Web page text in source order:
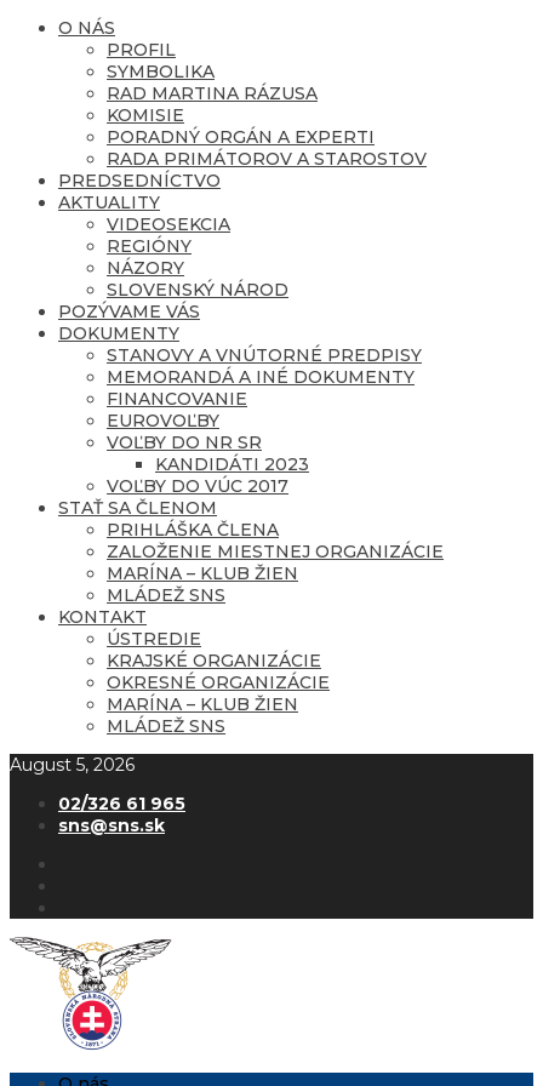
O NÁS
PROFIL
SYMBOLIKA
RAD MARTINA RÁZUSA
KOMISIE
PORADNÝ ORGÁN A EXPERTI
RADA PRIMÁTOROV A STAROSTOV
PREDSEDNÍCTVO
AKTUALITY
VIDEOSEKCIA
REGIÓNY
NÁZORY
SLOVENSKÝ NÁROD
POZÝVAME VÁS
DOKUMENTY
STANOVY A VNÚTORNÉ PREDPISY
MEMORANDÁ A INÉ DOKUMENTY
FINANCOVANIE
EUROVOĽBY
VOĽBY DO NR SR
KANDIDÁTI 2023
VOĽBY DO VÚC 2017
STAŤ SA ČLENOM
PRIHLÁŠKA ČLENA
ZALOŽENIE MIESTNEJ ORGANIZÁCIE
MARÍNA – KLUB ŽIEN
MLÁDEŽ SNS
KONTAKT
ÚSTREDIE
KRAJSKÉ ORGANIZÁCIE
OKRESNÉ ORGANIZÁCIE
MARÍNA – KLUB ŽIEN
MLÁDEŽ SNS
August 5, 2026
02/326 61 965
sns@sns.sk